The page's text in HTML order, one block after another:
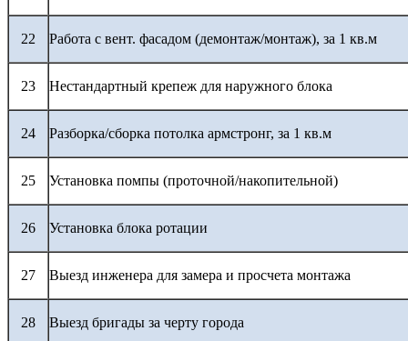
22 Работа с вент. фасадом (демонтаж/монтаж), за 1 кв.м
23 Нестандартный крепеж для наружного блока
24 Разборка/сборка потолка армстронг, за 1 кв.м
25 Установка помпы (проточной/накопительной)
26 Установка блока ротации
27 Выезд инженера для замера и просчета монтажа
28 Выезд бригады за черту города